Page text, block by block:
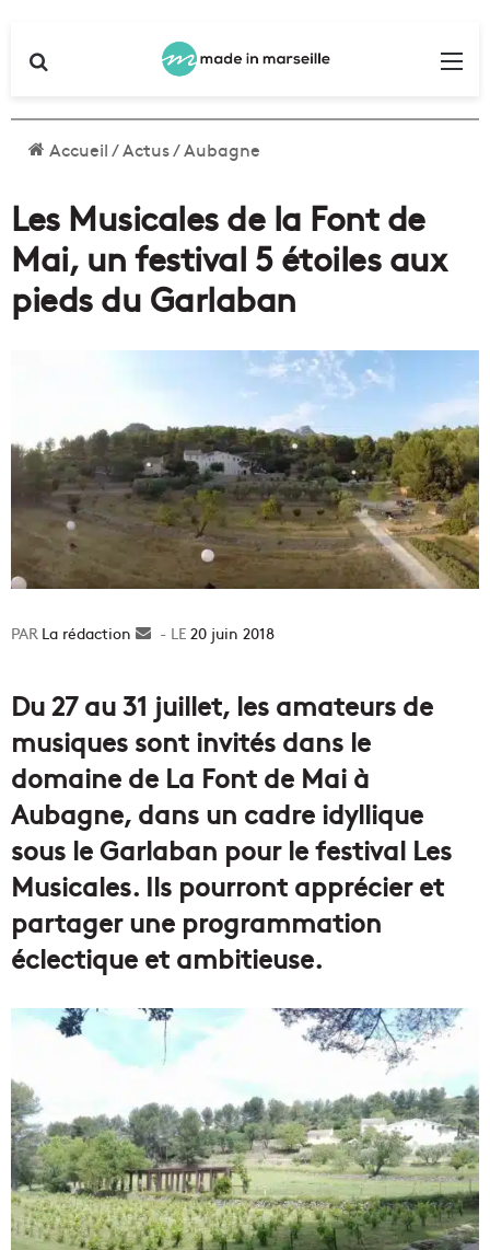
Accueil/Actus/Aubagne
Les Musicales de la Font de
Mai, un festival 5 étoiles aux
pieds du Garlaban
La rédaction
Envoyer20 juin 2018
Du 27 au 31 juillet, les amateurs de
musiques sont invités dans le
domaine de La Font de Mai à
Aubagne, dans un cadre idyllique
sous le Garlaban pour le festival Les
Musicales. Ils pourront apprécier et
partager une programmation
éclectique et ambitieuse.